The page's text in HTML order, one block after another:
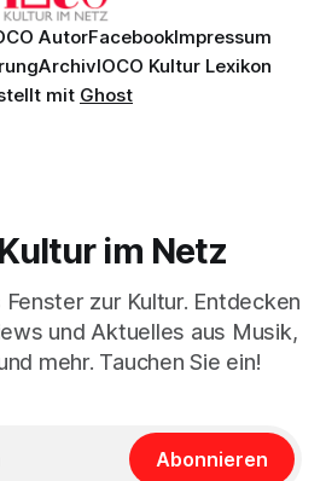
AutorFacebookImpressum
ArchivIOCO Kultur Lexikon
mit Ghost
im Netz
zur Kultur. Entdecken
und Aktuelles aus Musik,
mehr. Tauchen Sie ein!
Abonnieren